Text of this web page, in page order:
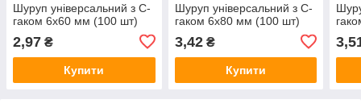
Шуруп універсальний з C-
гаком 6х60 мм (100 шт)
2,97 ₴
Купити
Шуруп універсальний з C-
гаком 6х80 мм (100 шт)
3,42₴
Купити